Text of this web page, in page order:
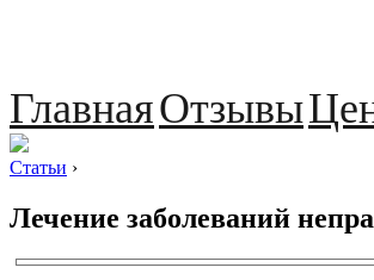
ГлавнаяОтзывы
Статьи ›
Лечение заболеваний